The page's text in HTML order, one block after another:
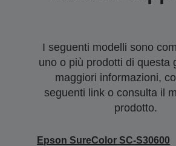
I seguenti modelli sono
uno o più prodotti di questa
maggiori informazioni,
seguenti link o consulta il
prodotto.
Epson SureColor SC-S30600